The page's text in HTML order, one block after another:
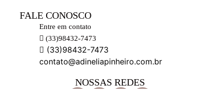
FALE CONOSCO
Entre em contato
(33)98432-7473
(33)98432-7473
contato@adineliapinheiro.com.br
NOSSAS REDES